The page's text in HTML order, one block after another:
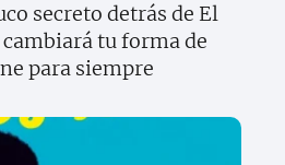
secreto detrás de El
tu forma de
para siempre